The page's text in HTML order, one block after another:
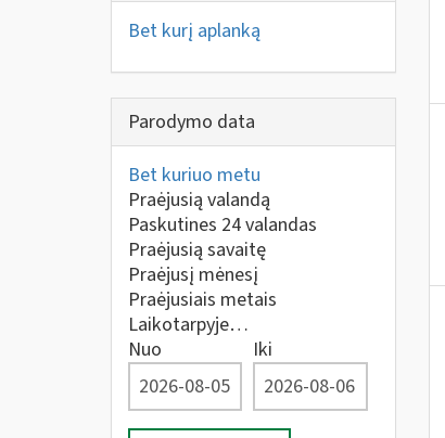
Bet kurį aplanką
Parodymo data
Bet kuriuo metu
Praėjusią valandą
Paskutines 24 valandas
Praėjusią savaitę
Praėjusį mėnesį
Praėjusiais metais
Laikotarpyje…
Nuo
Iki